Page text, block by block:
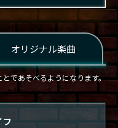
オリジナル楽曲
であそべるようになります。